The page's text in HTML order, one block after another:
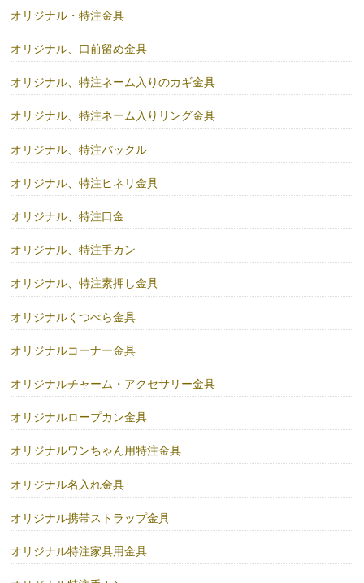
オリジナル・特注金具
オリジナル、口前留め金具
オリジナル、特注ネーム入りのカギ金具
オリジナル、特注ネーム入りリング金具
オリジナル、特注バックル
オリジナル、特注ヒネリ金具
オリジナル、特注口金
オリジナル、特注手カン
オリジナル、特注素押し金具
オリジナルくつべら金具
オリジナルコーナー金具
オリジナルチャーム・アクセサリー金具
オリジナルロープカン金具
オリジナルワンちゃん用特注金具
オリジナル名入れ金具
オリジナル携帯ストラップ金具
オリジナル特注家具用金具